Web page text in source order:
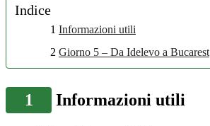
Indice
1 Informazioni utili
2 Giorno 5 – Da Idelevo a Bucarest
1 Informazioni utili